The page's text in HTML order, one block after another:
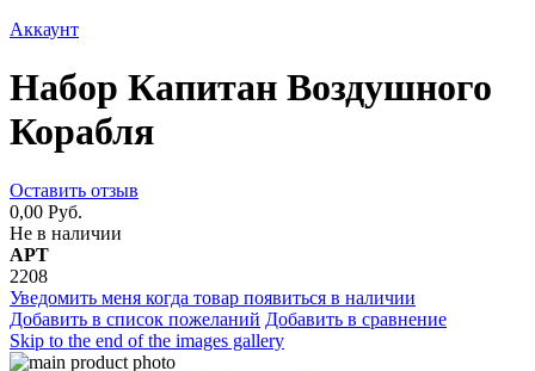
Аккаунт
Набор Капитан Воздушного
Корабля
Оставить отзыв
0,00 Руб.
Не в наличии
АРТ
2208
Уведомить меня когда товар появиться в наличии
Добавить в список пожеланий Добавить в сравнение
Skip to the end of the images gallery